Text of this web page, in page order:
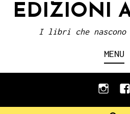
EDIZIONI
I libri che nascono
MENU